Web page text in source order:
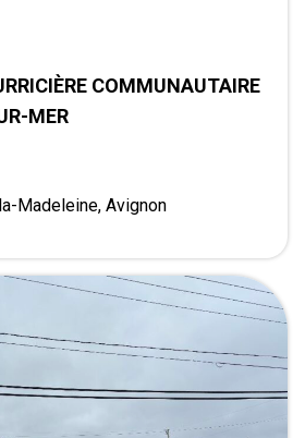
COMMUNAUTAIRE
MER
Madeleine, Avignon